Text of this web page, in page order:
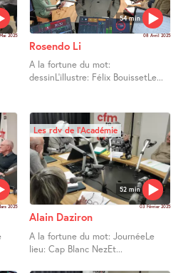
2025
54 min
08 Avril 2025
Rosendo Li
A la fortune du mot:
dessinL’illustre: Félix BouissetLe...
2025
52 min
Les rdv de l’Académie
03 Février 2025
Alain Daziron
A la fortune du mot: JournéeLe
lieu: Cap Blanc NezEt...